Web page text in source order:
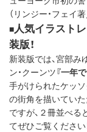
（リンジー・フェイ
■人気イラスト
装版！
新装版では、宮部み
ン・クーンツ『一年
手がけられたケッ
の街角を描いてい
ですが、２冊並べ
てぜひご覧ください